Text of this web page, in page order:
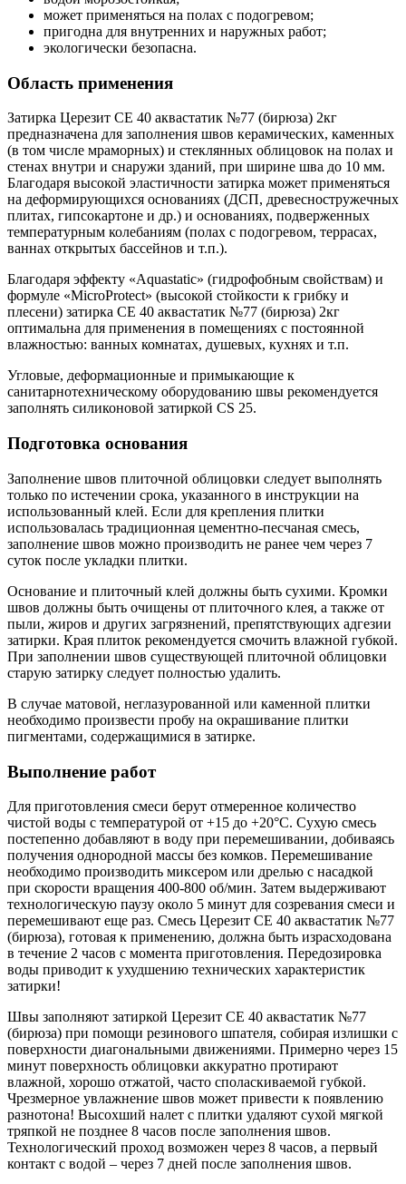
может применяться на полах с подогревом;
пригодна для внутренних и наружных работ;
экологически безопасна.
Область применения
Затирка Церезит CE 40 аквастатик №77 (бирюза) 2кг
предназначена для заполнения швов керамических, каменных
(в том числе мраморных) и стеклянных облицовок на полах и
стенах внутри и снаружи зданий, при ширине шва до 10 мм.
Благодаря высокой эластичности затирка может применяться
на деформирующихся основаниях (ДСП, древесностружечных
плитах, гипсокартоне и др.) и основаниях, подверженных
температурным колебаниям (полах с подогревом, террасах,
ваннах открытых бассейнов и т.п.).
Благодаря эффекту «Aquastatic» (гидрофобным свойствам) и
формуле «MicroProtect» (высокой стойкости к грибку и
плесени) затирка CE 40 аквастатик №77 (бирюза) 2кг
оптимальна для применения в помещениях с постоянной
влажностью: ванных комнатах, душевых, кухнях и т.п.
Угловые, деформационные и примыкающие к
санитарнотехническому оборудованию швы рекомендуется
заполнять силиконовой затиркой CS 25.
Подготовка основания
Заполнение швов плиточной облицовки следует выполнять
только по истечении срока, указанного в инструкции на
использованный клей. Если для крепления плитки
использовалась традиционная цементно-песчаная смесь,
заполнение швов можно производить не ранее чем через 7
суток после укладки плитки.
Основание и плиточный клей должны быть сухими. Кромки
швов должны быть очищены от плиточного клея, а также от
пыли, жиров и других загрязнений, препятствующих адгезии
затирки. Края плиток рекомендуется смочить влажной губкой.
При заполнении швов существующей плиточной облицовки
старую затирку следует полностью удалить.
В случае матовой, неглазурованной или каменной плитки
необходимо произвести пробу на окрашивание плитки
пигментами, содержащимися в затирке.
Выполнение работ
Для приготовления смеси берут отмеренное количество
чистой воды с температурой от +15 до +20°C. Сухую смесь
постепенно добавляют в воду при перемешивании, добиваясь
получения однородной массы без комков. Перемешивание
необходимо производить миксером или дрелью с насадкой
при скорости вращения 400-800 об/мин. Затем выдерживают
технологическую паузу около 5 минут для созревания смеси и
перемешивают еще раз. Смесь Церезит CE 40 аквастатик №77
(бирюза), готовая к применению, должна быть израсходована
в течение 2 часов с момента приготовления. Передозировка
воды приводит к ухудшению технических характеристик
затирки!
Швы заполняют затиркой Церезит CE 40 аквастатик №77
(бирюза) при помощи резинового шпателя, собирая излишки с
поверхности диагональными движениями. Примерно через 15
минут поверхность облицовки аккуратно протирают
влажной, хорошо отжатой, часто споласкиваемой губкой.
Чрезмерное увлажнение швов может привести к появлению
разнотона! Высохший налет с плитки удаляют сухой мягкой
тряпкой не позднее 8 часов после заполнения швов.
Технологический проход возможен через 8 часов, а первый
контакт с водой – через 7 дней после заполнения швов.